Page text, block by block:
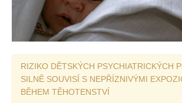
RIZIKO DĚTSKÝCH PSYCHIATRICKÝCH
SILNĚ SOUVISÍ S NEPŘÍZNIVÝMI
BĚHEM TĚHOTENSTVÍ